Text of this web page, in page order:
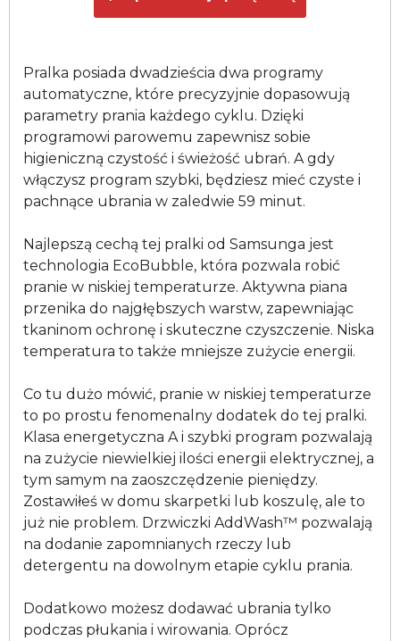
Pralka posiada dwadzieścia dwa programy
automatyczne, które precyzyjnie dopasowują
parametry prania każdego cyklu. Dzięki
programowi parowemu zapewnisz sobie
higieniczną czystość i świeżość ubrań. A gdy
włączysz program szybki, będziesz mieć czyste i
pachnące ubrania w zaledwie 59 minut.
Najlepszą cechą tej pralki od Samsunga jest
technologia EcoBubble, która pozwala robić
pranie w niskiej temperaturze. Aktywna piana
przenika do najgłębszych warstw, zapewniając
tkaninom ochronę i skuteczne czyszczenie. Niska
temperatura to także mniejsze zużycie energii.
Co tu dużo mówić, pranie w niskiej temperaturze
to po prostu fenomenalny dodatek do tej pralki.
Klasa energetyczna A i szybki program pozwalają
na zużycie niewielkiej ilości energii elektrycznej, a
tym samym na zaoszczędzenie pieniędzy.
Zostawiłeś w domu skarpetki lub koszulę, ale to
już nie problem. Drzwiczki AddWash™ pozwalają
na dodanie zapomnianych rzeczy lub
detergentu na dowolnym etapie cyklu prania.
Dodatkowo możesz dodawać ubrania tylko
podczas płukania i wirowania. Oprócz